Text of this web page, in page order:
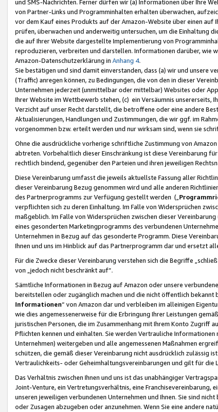
und SMS-Nachrichten. Ferner dürfen wir (a) Informationen über Ihre
von Partner-Links und Programminhalten erhalten überwachen,
vor dem Kauf eines Produkts auf der Amazon-Website über einen
prüfen, überwachen und anderweitig untersuchen, um die Einhaltung
die auf Ihrer Website dargestellte Implementierung von
reproduzieren, verbreiten und darstellen. Informationen darüber, wie
Amazon-Datenschutzerklärung in Anhang 4.
Sie bestätigen und sind damit einverstanden, dass (a) wir und
(Traffic) anregen können, zu Bedingungen, die von den in dieser
Unternehmen jederzeit (unmittelbar oder mittelbar) Websites oder
Ihrer Website im Wettbewerb stehen, (c) ein Versäumnis unsererseits,
Verzicht auf unser Recht darstellt, die betroffene oder eine andere
Aktualisierungen, Handlungen und Zustimmungen, die wir ggf. im
vorgenommen bzw. erteilt werden und nur wirksam sind, wenn sie
Ohne die ausdrückliche vorherige schriftliche Zustimmung von
abtreten. Vorbehaltlich dieser Einschränkung ist diese Vereinbarung
rechtlich bindend, gegenüber den Parteien und ihren jeweiligen
Diese Vereinbarung umfasst die jeweils aktuellste Fassung aller
dieser Vereinbarung Bezug genommen wird und alle anderen
des Partnerprogramms zur Verfügung gestellt werden („
verpflichten sich zu deren Einhaltung. Im Falle von Widersprüchen
maßgeblich. Im Falle von Widersprüchen zwischen dieser
eines gesonderten Marketingprogramms des verbundenen
Unternehmen in Bezug auf das gesonderte Programm. Diese
Ihnen und uns im Hinblick auf das Partnerprogramm dar und ersetzt
Für die Zwecke dieser Vereinbarung verstehen sich die Begriffe
von „jedoch nicht beschränkt auf“.
Sämtliche Informationen in Bezug auf Amazon oder unsere
bereitstellen oder zugänglich machen und die nicht öffentlich
Informationen“ von Amazon dar und verbleiben im alleinigen
wie dies angemessenerweise für die Erbringung Ihrer Leistungen
juristischen Personen, die im Zusammenhang mit Ihrem Konto
Pflichten kennen und einhalten. Sie werden Vertrauliche
Unternehmen) weitergeben und alle angemessenen Maßnahmen
schützen, die gemäß dieser Vereinbarung nicht ausdrücklich zulässig
Vertraulichkeits- oder Geheimhaltungsvereinbarungen und gilt für die
Das Verhältnis zwischen Ihnen und uns ist das unabhängiger
Joint-Venture, ein Vertretungsverhältnis, eine Franchisevereinbarung,
unseren jeweiligen verbundenen Unternehmen und Ihnen. Sie sind
oder Zusagen abzugeben oder anzunehmen. Wenn Sie eine andere